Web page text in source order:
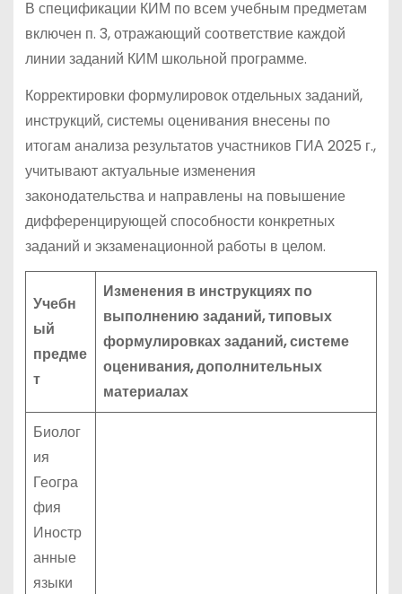
В спецификации КИМ по всем учебным предметам
включен п. 3, отражающий соответствие каждой
линии заданий КИМ школьной программе.
Корректировки формулировок отдельных заданий,
инструкций, системы оценивания внесены по
итогам анализа результатов участников ГИА 2025 г.,
учитывают актуальные изменения
законодательства и направлены на повышение
дифференцирующей способности конкретных
заданий и экзаменационной работы в целом.
Учебн
ый
предме
т
Изменения в инструкциях по
выполнению заданий, типовых
формулировках заданий, системе
оценивания, дополнительных
материалах
Биолог
ия
Геогра
фия
Иностр
анные
языки